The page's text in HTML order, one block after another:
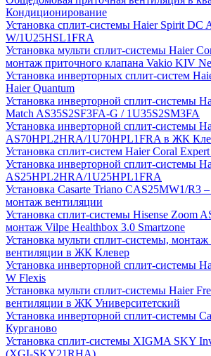
Кондиционирование
Установка сплит-системы Haier Spirit DC
W/1U25HSL1FRA
Установка мульти сплит-системы Haier
монтаж приточного клапана Vakio KIV
Установка инверторных сплит-систем
Haier Quantum
Установка инверторной сплит-системы
Match AS35S2SF3FA-G / 1U35S2SM3FA
Установка инверторной сплит-системы
AS70HPL2HRA/1U70HPL1FRA в ЖК
Установка сплит-систем Haier Coral
Установка инверторной сплит-системы
AS25HPL2HRA/1U25HPL1FRA
Установка Casarte Triano CAS25MW1/R3
монтаж вентиляции
Установка сплит-системы Hisense Zoom
монтаж Vilpe Healthbox 3.0 Smartzone
Установка мульти сплит-системы,
вентиляции в ЖК Клевер
Установка инверторной сплит-системы
W Flexis
Установка мульти сплит-системы Haier
вентиляции в ЖК Университетский
Установка инверторной сплит-системы
Курганово
Установка сплит-системы XIGMA SKY
(XGI-SKY21RHA)